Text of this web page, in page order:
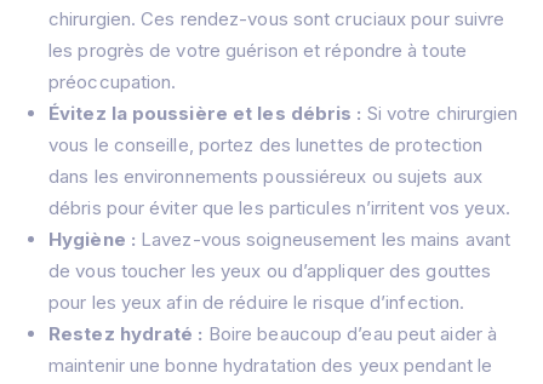
chirurgien. Ces rendez-vous sont cruciaux pour suivre
les progrès de votre guérison et répondre à toute
préoccupation.
Évitez la poussière et les débris : Si votre chirurgien
vous le conseille, portez des lunettes de protection
dans les environnements poussiéreux ou sujets aux
débris pour éviter que les particules n’irritent vos yeux.
Hygiène : Lavez-vous soigneusement les mains avant
de vous toucher les yeux ou d’appliquer des gouttes
pour les yeux afin de réduire le risque d’infection.
Restez hydraté : Boire beaucoup d’eau peut aider à
maintenir une bonne hydratation des yeux pendant le